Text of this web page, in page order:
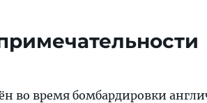
во время бомбардировки